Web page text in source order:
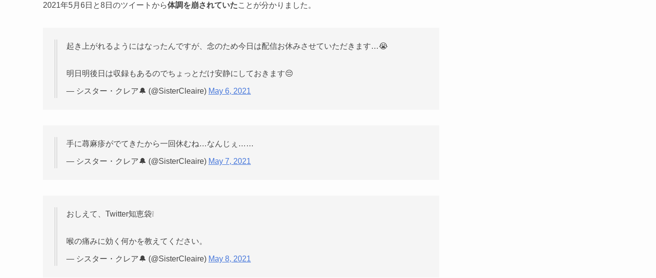
2021年5月6日と8日のツイートから体調を崩されていたことが分かりました。
起き上がれるようにはなったんですが、念のため今日は配信お休みさせていただきます…😭
明日明後日は収録もあるのでちょっとだけ安静にしておきます😔
— シスター・クレア🔔 (@SisterCleaire) May 6, 2021
手に蕁麻疹がでてきたから一回休むね…なんじぇ……
— シスター・クレア🔔 (@SisterCleaire) May 7, 2021
おしえて、Twitter知恵袋❕
喉の痛みに効く何かを教えてください。
— シスター・クレア🔔 (@SisterCleaire) May 8, 2021